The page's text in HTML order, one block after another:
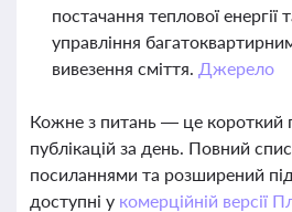
постачання теплової енергії
управління
вивезення сміття. Джерело
Кожне з питань — це короткий
публікацій за день. Повний
посиланнями та розширений
доступні у комерційній версії